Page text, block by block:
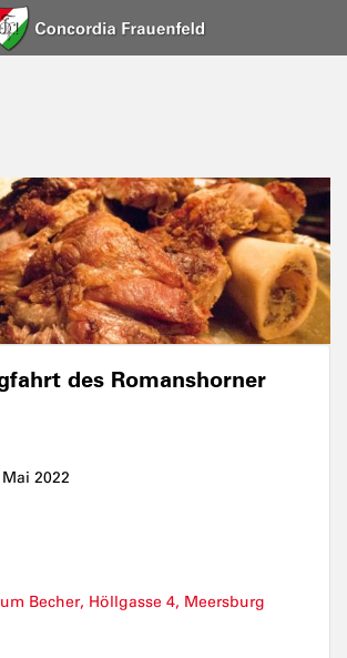
des Romanshorner
2022
Becher, Höllgasse 4, Meersburg